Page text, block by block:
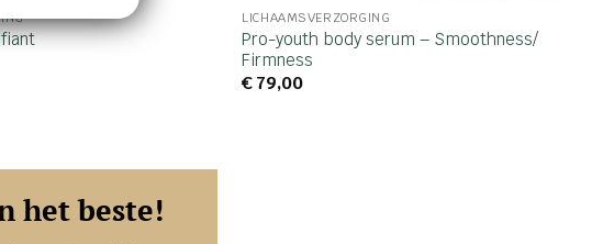
LICHAAMSVERZORGING
Pro-youth body serum – Smoothness/
Firmness
€79,00
het beste!